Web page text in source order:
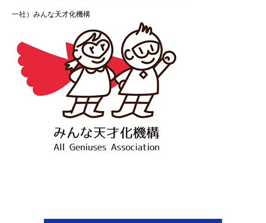
一社）みんな天才化機構